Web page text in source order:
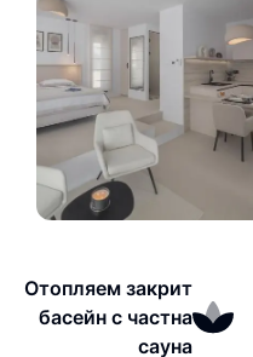
Отопляем закрит
басейн с частна
сауна